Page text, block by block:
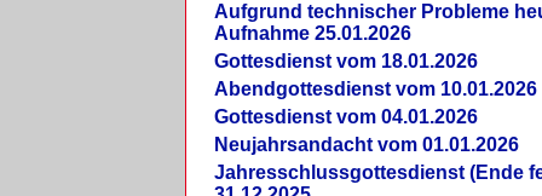
Aufgrund technischer Probleme
Aufnahme 25.01.2026
Gottesdienst vom 18.01.2026
Abendgottesdienst vom 10.01.2026
Gottesdienst vom 04.01.2026
Neujahrsandacht vom 01.01.2026
Jahresschlussgottesdienst (Ende